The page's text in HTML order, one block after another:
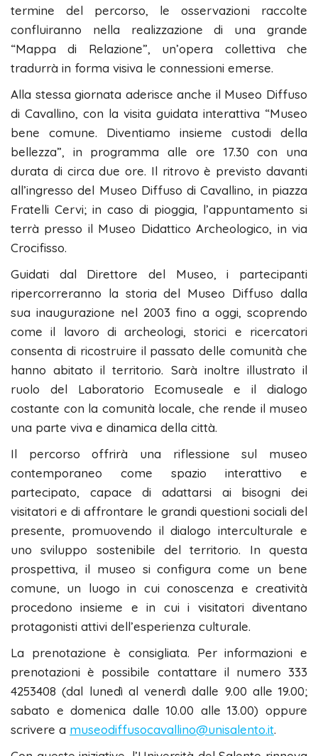
termine del percorso, le osservazioni raccolte
confluiranno nella realizzazione di una grande
“Mappa di Relazione”, un’opera collettiva che
tradurrà in forma visiva le connessioni emerse.
Alla stessa giornata aderisce anche il Museo Diffuso
di Cavallino, con la visita guidata interattiva “Museo
bene comune. Diventiamo insieme custodi della
bellezza”, in programma alle ore 17.30 con una
durata di circa due ore. Il ritrovo è previsto davanti
all’ingresso del Museo Diffuso di Cavallino, in piazza
Fratelli Cervi; in caso di pioggia, l’appuntamento si
terrà presso il Museo Didattico Archeologico, in via
Crocifisso.
Guidati dal Direttore del Museo, i partecipanti
ripercorreranno la storia del Museo Diffuso dalla
sua inaugurazione nel 2003 fino a oggi, scoprendo
come il lavoro di archeologi, storici e ricercatori
consenta di ricostruire il passato delle comunità che
hanno abitato il territorio. Sarà inoltre illustrato il
ruolo del Laboratorio Ecomuseale e il dialogo
costante con la comunità locale, che rende il museo
una parte viva e dinamica della città.
Il percorso offrirà una riflessione sul museo
contemporaneo come spazio interattivo e
partecipato, capace di adattarsi ai bisogni dei
visitatori e di affrontare le grandi questioni sociali del
presente, promuovendo il dialogo interculturale e
uno sviluppo sostenibile del territorio. In questa
prospettiva, il museo si configura come un bene
comune, un luogo in cui conoscenza e creatività
procedono insieme e in cui i visitatori diventano
protagonisti attivi dell’esperienza culturale.
La prenotazione è consigliata. Per informazioni e
prenotazioni è possibile contattare il numero 333
4253408 (dal lunedì al venerdì dalle 9.00 alle 19.00;
sabato e domenica dalle 10.00 alle 13.00) oppure
scrivere a museodiffusocavallino@unisalento.it.